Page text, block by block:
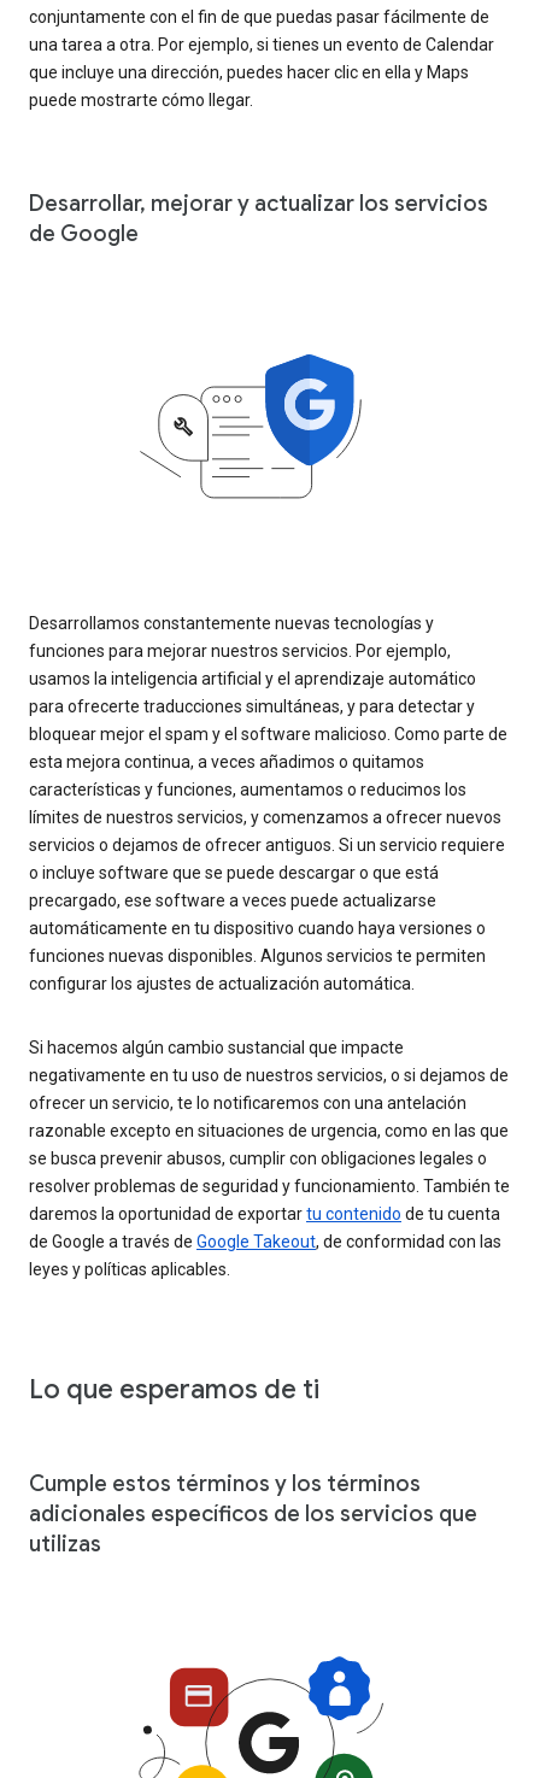
conjuntamente con el fin de que puedas pasar fácilmente de
una tarea a otra. Por ejemplo, si tienes un evento de Calendar
que incluye una dirección, puedes hacer clic en ella y Maps
puede mostrarte cómo llegar.
Desarrollar, mejorar y actualizar los servicios
de Google
Desarrollamos constantemente nuevas tecnologías y
funciones para mejorar nuestros servicios. Por ejemplo,
usamos la inteligencia artificial y el aprendizaje automático
para ofrecerte traducciones simultáneas, y para detectar y
bloquear mejor el spam y el software malicioso. Como parte de
esta mejora continua, a veces añadimos o quitamos
características y funciones, aumentamos o reducimos los
límites de nuestros servicios, y comenzamos a ofrecer nuevos
servicios o dejamos de ofrecer antiguos. Si un servicio requiere
o incluye software que se puede descargar o que está
precargado, ese software a veces puede actualizarse
automáticamente en tu dispositivo cuando haya versiones o
funciones nuevas disponibles. Algunos servicios te permiten
configurar los ajustes de actualización automática.
Si hacemos algún cambio sustancial que impacte
negativamente en tu uso de nuestros servicios, o si dejamos de
ofrecer un servicio, te lo notificaremos con una antelación
razonable excepto en situaciones de urgencia, como en las que
se busca prevenir abusos, cumplir con obligaciones legales o
resolver problemas de seguridad y funcionamiento. También te
daremos la oportunidad de exportartu contenido de tu cuenta
de Google a través de Google Takeout, de conformidad con las
leyes y políticas aplicables.
Lo que esperamos de ti
Cumple estos términos y los términos
adicionales específicos de los servicios que
utilizas